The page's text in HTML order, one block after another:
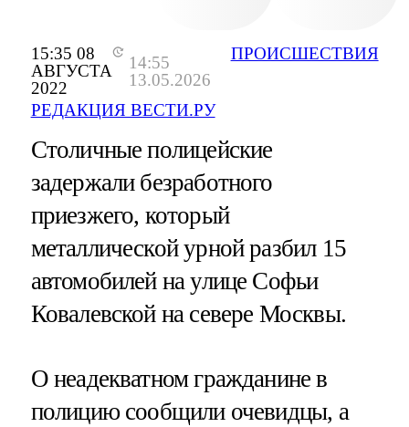
15:35 08
АВГУСТА
2022
14:55
13.05.2026
РЕДАКЦИЯ ВЕСТИ.РУ
ПРОИСШЕСТВИЯ
Столичные полицейские
задержали безработного
приезжего, который
металлической урной разбил 15
автомобилей на улице Софьи
Ковалевской на севере Москвы.
О неадекватном гражданине в
полицию сообщили очевидцы, а